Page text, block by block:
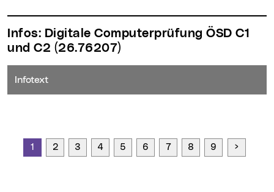
und C2 (26.76207)
Infotext
1 2 3 4 5 6 7 8 9 Seite